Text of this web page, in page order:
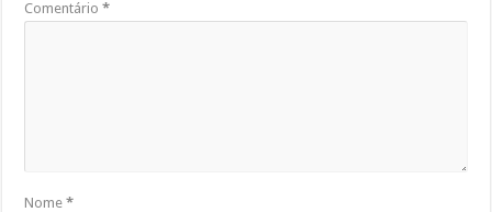
Comentário*
Nome*